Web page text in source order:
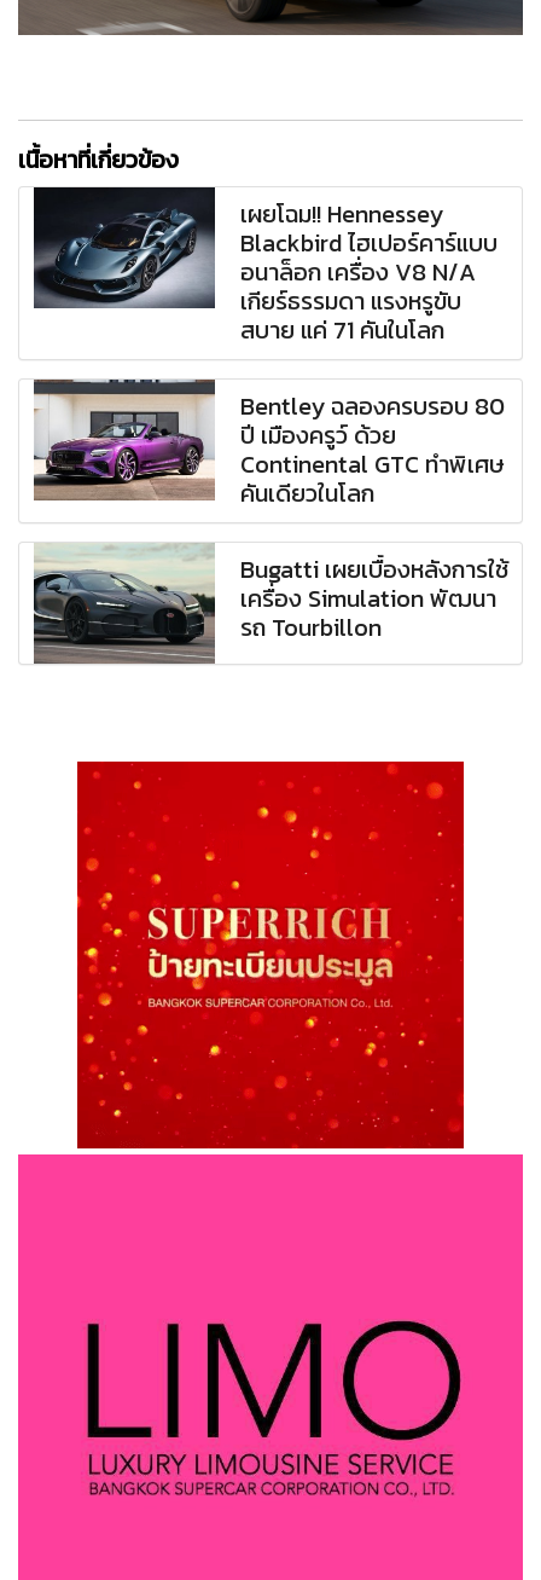
เนื้อหาที่เกี่ยวข้อง
เผยโฉม!! Hennessey
Blackbird ไฮเปอร์คาร์แบบ
อนาล็อก เครื่อง V8 N/A
เกียร์ธรรมดา แรงหรูขับ
สบาย แค่ 71 คันในโลก
Bentley ฉลองครบรอบ 80
ปี เมืองครูว์ ด้วย
Continental GTC ทำพิเศษ
คันเดียวในโลก
Bugatti เผยเบื้องหลังการใช้
เครื่อง Simulation พัฒนา
รถ Tourbillon